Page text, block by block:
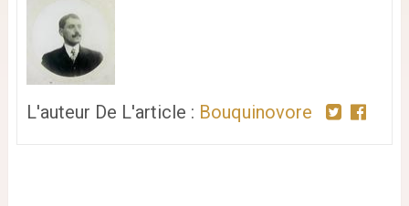
L'auteur De L'article : Bouquinovore